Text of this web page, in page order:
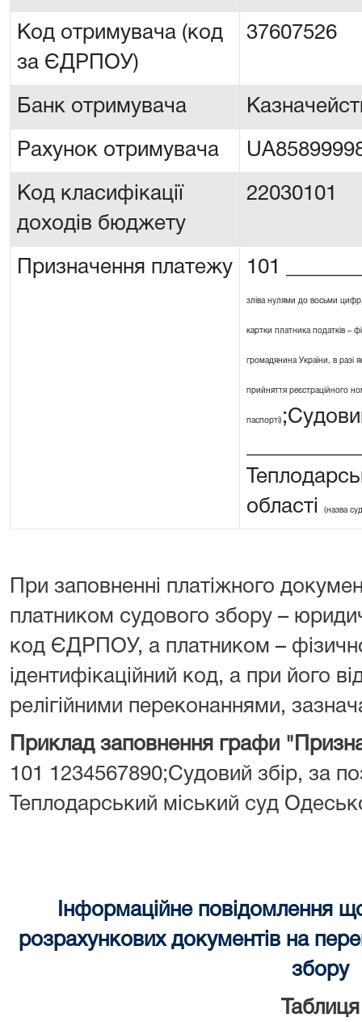
Код отримувача (код
за ЄДРПОУ)
37607526
Банк отримувача
Рахунок отримувача
Код класифікації
доходів бюджету
22030101
Призначення платежу 101
зліва нулями до восьми
картки платника податків –
громадянина України, в разі
прийняття реєстраційного
паспорті)
області
(назва
При заповненні платіжного
платником судового збору –
код ЄДРПОУ, а платником –
ідентифікаційний код, а при його
релігійними переконаннями,
Приклад заповнення графи
101 1234567890;Судовий збір, за
Теплодарський міський суд
Інформаційне повідомлення
розрахункових документів на
збору
Таблиця